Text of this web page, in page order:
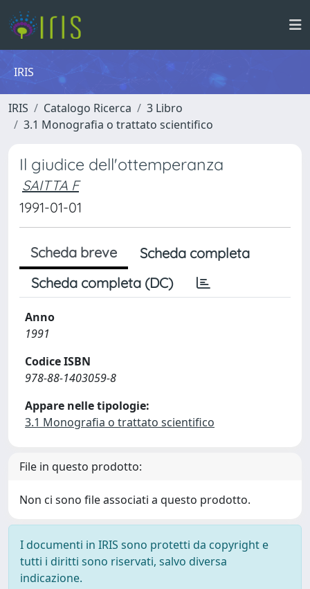
IRIS
IRIS Catalogo Ricerca
3 Libro
3.1 Monografia o trattato scientifico
Il giudice dell'ottemperanza
SAITTA F
1991-01-01
Scheda breve
Scheda completa
Scheda completa (DC)
Anno
1991
Codice ISBN
978-88-1403059-8
Appare nelle tipologie:
3.1 Monografia o trattato scientifico
File in questo prodotto:
Non ci sono file associati a questo prodotto.
I documenti in IRIS sono protetti da copyright e
tutti i diritti sono riservati, salvo diversa
indicazione.